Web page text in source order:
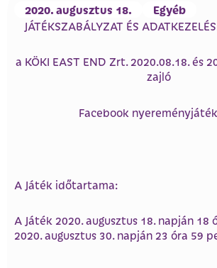
2020. augusztus 18. Egyéb
JÁTÉKSZABÁLYZAT ÉS
a KÖKI EAST END Zrt. 2020.08.18. és
zajló
Facebook
A Játék időtartama:
A Játék 2020. augusztus 18. napján 18
2020. augusztus 30. napján 23 óra 59